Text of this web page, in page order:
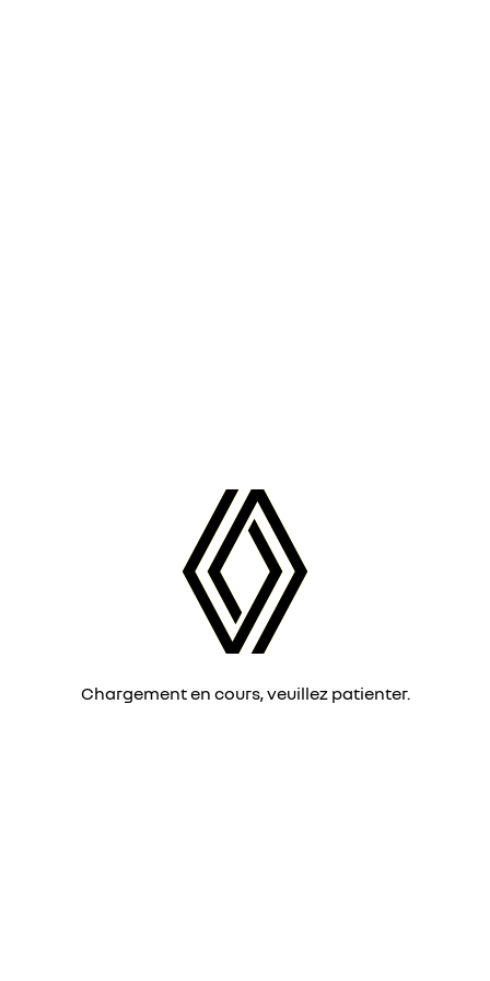
Chargement en cours, veuillez patienter.